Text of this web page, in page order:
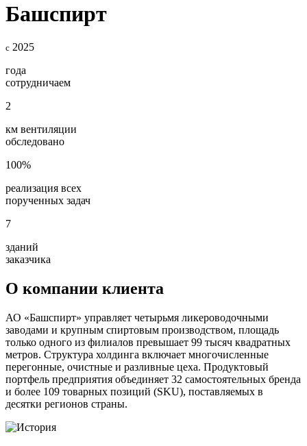
Башспирт
с 2025
года
сотрудничаем
2
км вентиляции
обследовано
100%
реализация всех
порученных задач
7
зданий
заказчика
О компании клиента
АО «Башспирт» управляет четырьмя ликероводочными
заводами и крупным спиртовым производством, площадь
только одного из филиалов превышает 99 тысяч квадратных
метров. Структура холдинга включает многочисленные
перегонные, очистные и разливные цеха. Продуктовый
портфель предприятия объединяет 32 самостоятельных бренда
и более 109 товарных позиций (SKU), поставляемых в
десятки регионов страны.